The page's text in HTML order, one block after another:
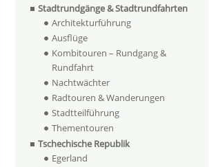
Stadtrundgänge & Stadtrundfahrten
Architekturführung
Ausflüge
Kombitouren – Rundgang &
Rundfahrt
Nachtwächter
Radtouren & Wanderungen
Stadtteilführung
Thementouren
Tschechische Republik
Egerland